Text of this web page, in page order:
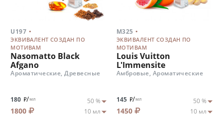
U197 .
ЭКВИВАЛЕНТ СОЗДАН ПО
МОТИВАМ
Nasomatto Black
Afgano
Ароматические, Древесные
180 /мл
1800
M325 .
ЭКВИВАЛЕНТ СОЗДАН ПО
МОТИВАМ
Louis Vuitton
L'Immensite
Амбровые, Ароматические
145 /мл
1450